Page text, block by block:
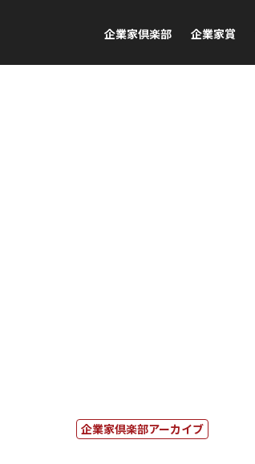
企業家倶楽部 企業家賞
企業家倶楽部アーカイブ